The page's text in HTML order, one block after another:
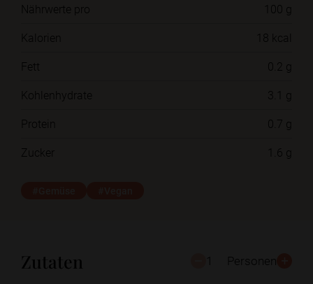
Nährwerte pro
100 g
Kalorien
18 kcal
Fett
0.2 g
Kohlenhydrate
3.1 g
Protein
0.7 g
Zucker
1.6 g
Zutaten 1 Personen